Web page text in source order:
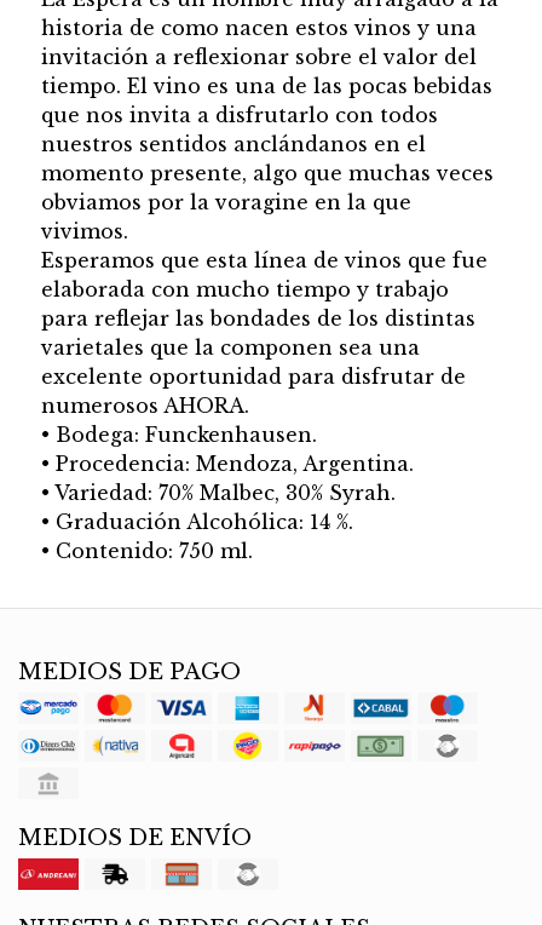
historia de como nacen estos vinos y una
invitación a reflexionar sobre el valor del
tiempo. El vino es una de las pocas bebidas
que nos invita a disfrutarlo con todos
nuestros sentidos anclándanos en el
momento presente, algo que muchas veces
obviamos por la voragine en la que
vivimos.
Esperamos que esta línea de vinos que fue
elaborada con mucho tiempo y trabajo
para reflejar las bondades de los distintas
varietales que la componen sea una
excelente oportunidad para disfrutar de
numerosos AHORA.
• Bodega: Funckenhausen.
• Procedencia: Mendoza, Argentina.
• Variedad: 70% Malbec, 30% Syrah.
• Graduación Alcohólica: 14 %.
• Contenido: 750 ml.
MEDIOS DE PAGO
MEDIOS DE ENVÍO